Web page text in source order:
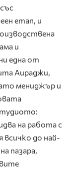
етап, и
и
една от
Аираджи,
мениджър и
на работа с
всичко до най-
пазара,